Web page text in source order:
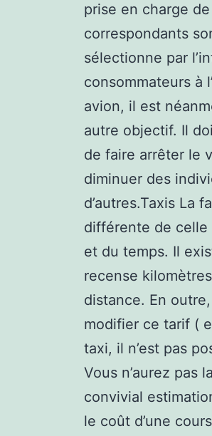
prise en charge
correspondants
sélectionne par
consommateurs à
avion, il est
autre objectif. Il
de faire arrêter le
diminuer des
d’autres.Taxis La
différente de celle
et du temps. Il
recense
distance. En
modifier ce tarif (
taxi, il n’est pas
Vous n’aurez pas
convivial
le coût d’une